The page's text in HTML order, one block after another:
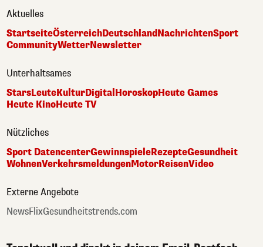
Aktuelles
StartseiteÖsterreichDeutschlandNachrichtenSport
CommunityWetterNewsletter
Unterhaltsames
StarsLeuteKulturDigital HoroskopHeute Games
Heute KinoHeute TV
Nützliches
Sport DatencenterGewinnspieleRezepteGesundheit
WohnenVerkehrsmeldungenMotorReisenVideo
Externe Angebote
NewsFlixGesundheitstrends.com